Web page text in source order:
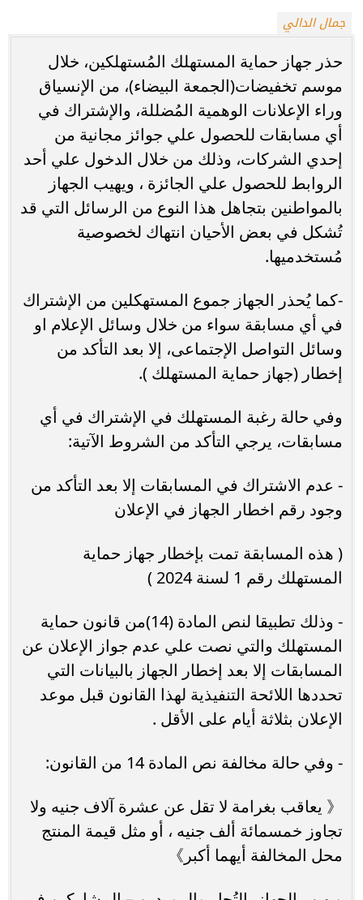
جمال الدالي
حذر جهاز حماية المستهلك المُستهلكين، خلال
موسم تخفيضات(الجمعة البيضاء)، من الإنسياق
وراء الإعلانات الوهمية المُضللة، والإشتراك في
أي مسابقات للحصول علي جوائز مجانية من
إحدي الشركات، وذلك من خلال الدخول علي أحد
الروابط للحصول علي الجائزة ، ويهيب الجهاز
بالمواطنين بتجاهل هذا النوع من الرسائل التي قد
تُشكل في بعض الأحيان انتهاك لخصوصية
مُستخدميها.
-كما يُحذر الجهاز جموع المستهكلين من الإشتراك
في أي مسابقة سواء من خلال وسائل الإعلام او
وسائل التواصل الإجتماعى، إلا بعد التأكد من
إخطار (جهاز حماية المستهلك ).
وفي حالة رغبة المستهلك في الإشتراك في أي
مسابقات، يرجي التأكد من الشروط الآتية:
- عدم الاشتراك في المسابقات إلا بعد التأكد من
وجود رقم اخطار الجهاز في الإعلان
( هذه المسابقة تمت بإخطار جهاز حماية
المستهلك رقم 1 لسنة 2024 )
- وذلك تطبيقا لنص المادة (14)من قانون حماية
المستهلك والتي نصت علي عدم جواز الإعلان عن
المسابقات إلا بعد إخطار الجهاز بالبيانات التي
تحددها اللائحة التنفيذية لهذا القانون قبل موعد
الإعلان بثلاثة أيام على الأقل .
- وفي حالة مخالفة نص المادة 14 من القانون:
《 يعاقب بغرامة لا تقل عن عشرة آلاف جنيه ولا
تجاوز خمسمائة ألف جنيه ، أو مثل قيمة المنتج
محل المخالفة أيهما أكبر》